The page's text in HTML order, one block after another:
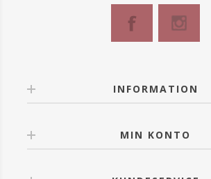
INFORMATION
MIN KONTO